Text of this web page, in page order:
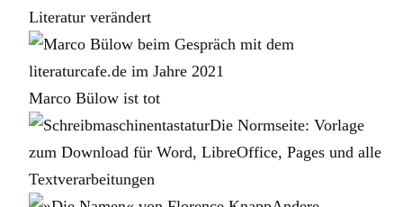
Literatur verändert
Marco Bülow ist tot
Die Normseite: Vorlage
zum Download für Word, LibreOffice, Pages und alle
Textverarbeitungen